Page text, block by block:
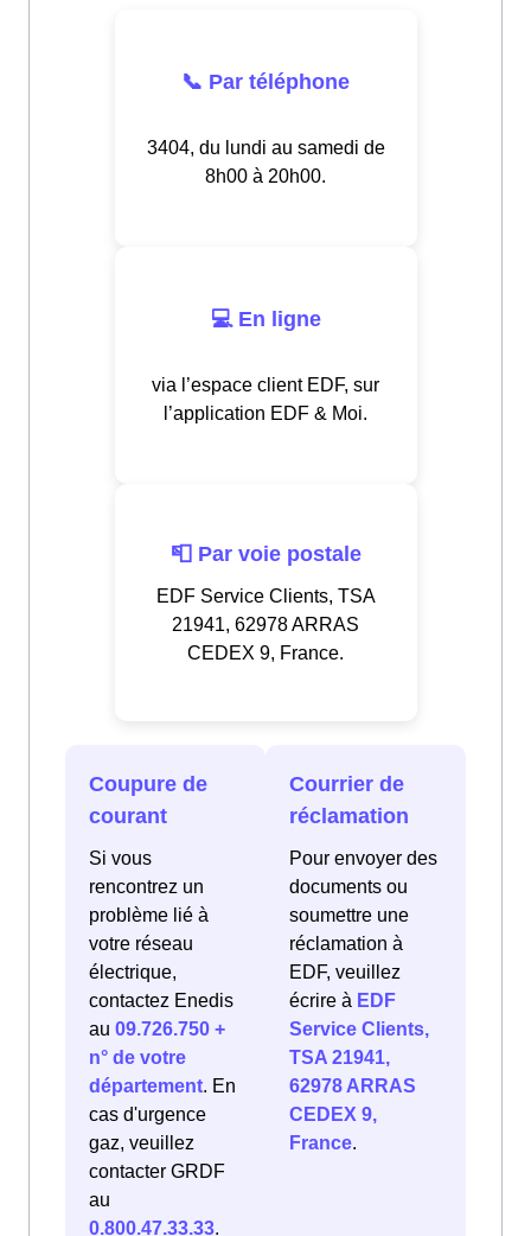
📞 Par téléphone
3404, du lundi au samedi de
8h00 à 20h00.
💻 En ligne
via l’espace client EDF, sur
l’application EDF & Moi.
📮 Par voie postale
EDF Service Clients, TSA
21941, 62978 ARRAS
CEDEX 9, France.
Coupure de
courant
Si vous
rencontrez un
problème lié à
votre réseau
électrique,
contactez Enedis
au 09.726.750 +
n° de votre
département. En
cas d'urgence
gaz, veuillez
contacter GRDF
au
0.800.47.33.33.
Courrier de
réclamation
Pour envoyer des
documents ou
soumettre une
réclamation à
EDF, veuillez
écrire à EDF
Service Clients,
TSA 21941,
62978 ARRAS
CEDEX 9,
France.